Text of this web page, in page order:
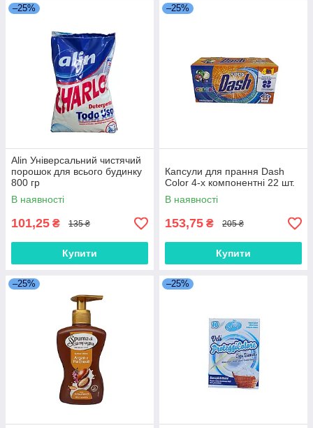
–25%
Alin Універсальний чистячий
порошок для всього будинку
800 гр
В наявності
101,25 ₴ 135 ₴
Купити
–25%
Капсули для прання Dash
Color 4-х компонентні 22 шт.
В наявності
153,75 ₴ 205 ₴
Купити
–25% –25%